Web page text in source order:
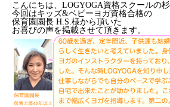
こんにちは、LOGYOGA資格スクールの杉
今回はキッズ&ベビーヨガ資格合格の
保育園園長 H.S.様から頂いた
お喜びの声を掲載させて頂きます。